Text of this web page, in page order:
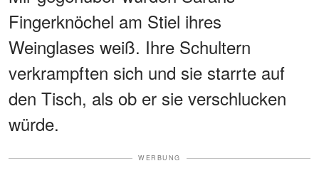
Fingerknöchel am Stiel ihres
Weinglases weiß. Ihre Schultern
verkrampften sich und sie starrte auf
den Tisch, als ob er sie verschlucken
würde.
WERBUNG